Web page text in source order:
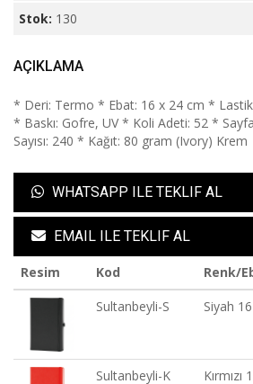
Stok: 130
AÇIKLAMA
* Deri: Termo * Ebat: 16 x 24 cm *
* Baskı: Gofre, UV * Koli Adeti: 52 *
Sayısı: 240 * Kağıt: 80 gram (Ivory) Krem
WHATSAPP ILE TEKLIF AL
EMAIL ILE TEKLIF AL
Resim Kod Renk/
Sultanbeyli-S
Siyah
Sultanbeyli-K